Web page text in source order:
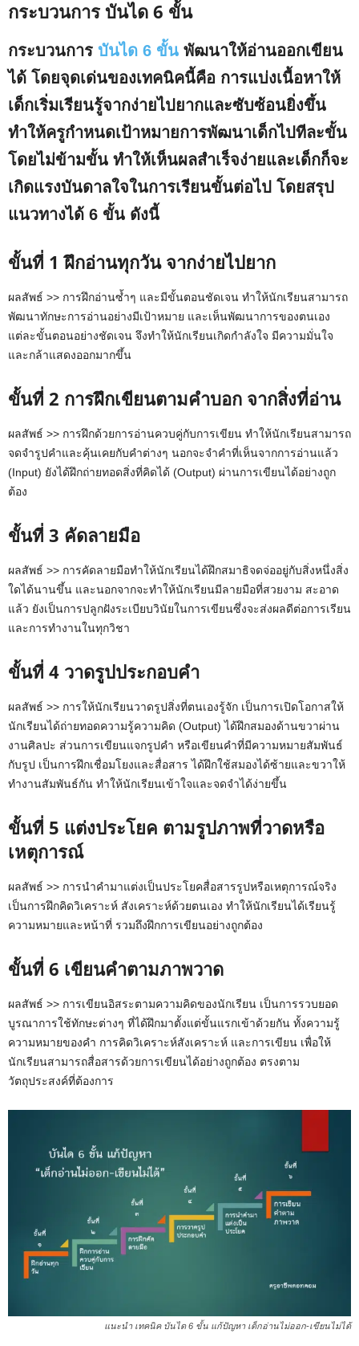
กระบวนการ บันได 6 ขั้น
กระบวนการ บันได 6 ขั้น พัฒนาให้อ่านออกเขียน
ได้ โดยจุดเด่นของเทคนิคนี้คือ การแบ่งเนื้อหาให้
เด็กเริ่มเรียนรู้จากง่ายไปยากและซับซ้อนยิ่งขึ้น
ทำให้ครูกำหนดเป้าหมายการพัฒนาเด็กไปทีละขั้น
โดยไม่ข้ามขั้น ทำให้เห็นผลสำเร็จง่ายและเด็กก็จะ
เกิดแรงบันดาลใจในการเรียนขั้นต่อไป โดยสรุป
แนวทางได้ 6 ขั้น ดังนี้
ขั้นที่ 1 ฝึกอ่านทุกวัน จากง่ายไปยาก
ผลสัพธ์ >> การฝึกอ่านซ้ำๆ และมีขั้นตอนชัดเจน ทำให้นักเรียนสามารถ
พัฒนาทักษะการอ่านอย่างมีเป้าหมาย และเห็นพัฒนาการของตนเอง
แต่ละขั้นตอนอย่างชัดเจน จึงทำให้นักเรียนเกิดกำลังใจ มีความมั่นใจ
และกล้าแสดงออกมากขึ้น
ขั้นที่ 2 การฝึกเขียนตามคำบอก จากสิ่งที่อ่าน
ผลสัพธ์ >> การฝึกด้วยการอ่านควบคู่กับการเขียน ทำให้นักเรียนสามารถ
จดจำรูปคำและคุ้นเคยกับคำต่างๆ นอกจะจำคำที่เห็นจากการอ่านแล้ว
(Input) ยังได้ฝึกถ่ายทอดสิ่งที่คิดได้ (Output) ผ่านการเขียนได้อย่างถูก
ต้อง
ขั้นที่ 3 คัดลายมือ
ผลสัพธ์ >> การคัดลายมือทำให้นักเรียนได้ฝึกสมาธิจดจ่ออยู่กับสิ่งหนึ่งสิ่ง
ใดได้นานขึ้น และนอกจากจะทำให้นักเรียนมีลายมือที่สวยงาม สะอาด
แล้ว ยังเป็นการปลูกฝังระเบียบวินัยในการเขียนซึ่งจะส่งผลดีต่อการเรียน
และการทำงานในทุกวิชา
ขั้นที่ 4 วาดรูปประกอบคำ
ผลสัพธ์ >> การให้นักเรียนวาดรูปสิ่งที่ตนเองรู้จัก เป็นการเปิดโอกาสให้
นักเรียนได้ถ่ายทอดความรู้ความคิด (Output) ได้ฝึกสมองด้านขวาผ่าน
งานศิลปะ ส่วนการเขียนแจกรูปคำ หรือเขียนคำที่มีความหมายสัมพันธ์
กับรูป เป็นการฝึกเชื่อมโยงและสื่อสาร ได้ฝึกใช้สมองได้ซ้ายและขวาให้
ทำงานสัมพันธ์กัน ทำให้นักเรียนเข้าใจและจดจำได้ง่ายขึ้น
ขั้นที่ 5 แต่งประโยค ตามรูปภาพที่วาดหรือ
เหตุการณ์
ผลสัพธ์ >> การนำคำมาแต่งเป็นประโยคสื่อสารรูปหรือเหตุการณ์จริง
เป็นการฝึกคิดวิเคราะห์ สังเคราะห์ด้วยตนเอง ทำให้นักเรียนได้เรียนรู้
ความหมายและหน้าที่ รวมถึงฝึกการเขียนอย่างถูกต้อง
ขั้นที่ 6 เขียนคำตามภาพวาด
ผลสัพธ์ >> การเขียนอิสระตามความคิดของนักเรียน เป็นการรวบยอด
บูรณาการใช้ทักษะต่างๆ ที่ได้ฝึกมาตั้งแต่ขั้นแรกเข้าด้วยกัน ทั้งความรู้
ความหมายของคำ การคิดวิเคราะห์สังเคราะห์ และการเขียน เพื่อให้
นักเรียนสามารถสื่อสารด้วยการเขียนได้อย่างถูกต้อง ตรงตาม
วัตถุประสงค์ที่ต้องการ
แนะนำ เทคนิค บันได 6 ขั้น แก้ปัญหา เด็กอ่านไม่ออก-เขียนไม่ได้